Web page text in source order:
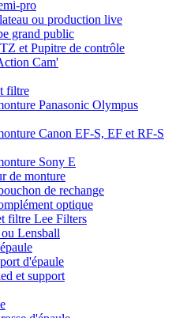
pro
ou production live
grand public
et Pupitre de contrôle
Cam'
filtre
Panasonic Olympus
Canon EF-S, EF et RF-S
Sony E
de monture
de rechange
optique
filtre Lee Filters
Lensball
d'épaule
et support